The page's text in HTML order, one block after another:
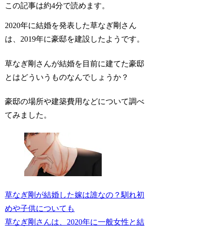
この記事は約4分で読めます。
2020年に結婚を発表した草なぎ剛さん
は、2019年に豪邸を建設したようです。
草なぎ剛さんが結婚を目前に建てた豪邸
とはどういうものなんでしょうか？
豪邸の場所や建築費用などについて調べ
てみました。
草なぎ剛が結婚した嫁は誰なの？馴れ初
めや子供についても
草なぎ剛さんは、2020年に一般女性と結